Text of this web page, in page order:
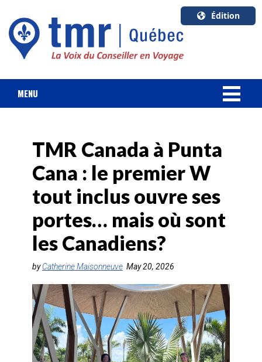
Édition
U.S.A.
English
Canada
Français
MENU
FORFAIT VACANCES
CROISIÈRES
HOTELS & RESORTS
DESTINATIONS
AGENTS DE VOYAGE
FORMATION & RESSOURCES
TMR Canada à Punta
Cana : le premier W
tout inclus ouvre ses
portes… mais où sont
les Canadiens?
byCatherine Maisonneuve May 20, 2026